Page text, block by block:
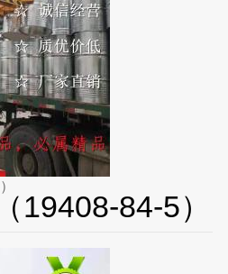
19408-84-5）